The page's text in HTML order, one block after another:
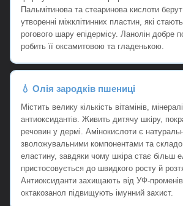
Пальмітинова та стеаринова кислоти
утворенні міжклітинних пластин, які
рогового шару епідермісу. Ланолін добре
робить її оксамитовою та гладенькою.
💧 Олія зародків пшениці
Містить велику кількість вітамінів,
антиоксидантів. Живить дитячу шкіру,
речовин у дермі. Амінокислоти є
зволожувальними компонентами та
еластину, завдяки чому шкіра стає більш
пристосовується до швидкого росту й
Антиоксиданти захищають від УФ-
октакозанол підвищують імунний захист.